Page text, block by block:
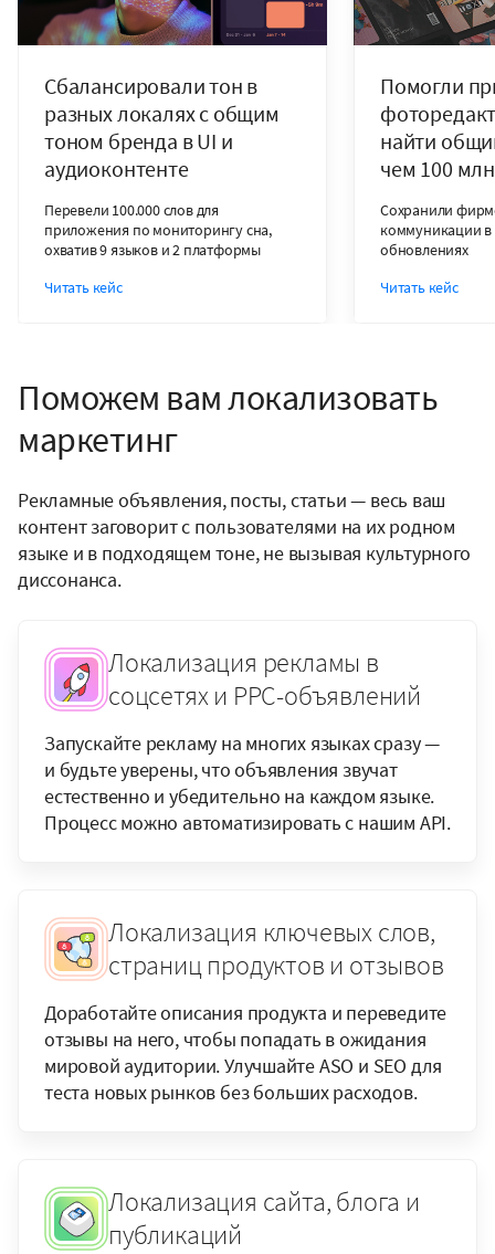
Сбалансировалитон в
разныхлокаляхс общим
тоном бренда вUI и
аудиоконтенте
Перевели 100.000словдля
приложения по мониторингусна,
охватив9языков и2 платформы
Читать кейс
Помогли пр
фоторедак
найти общи
чем 100 млн
Сохранили фирм
коммуникации в
обновлениях
Читать кейс
Поможем вам локализовать
маркетинг
Рекламные объявления, посты, статьи — весь ваш
контент заговорит с пользователями на их родном
языке и в подходящем тоне, не вызывая культурного
диссонанса.
Локализация рекламы в
соцсетях и PPC-объявлений
Запускайте рекламу на многих языках сразу —
и будьте уверены, что объявления звучат
естественно и убедительно на каждом языке.
Процесс можно автоматизировать с нашим API.
Локализация ключевых слов,
страниц продуктов и отзывов
Доработайте описания продукта и переведите
отзывы на него, чтобы попадать в ожидания
мировой аудитории. Улучшайте ASO и SEO для
теста новых рынков без больших расходов.
Локализация сайта, блога и
публикаций